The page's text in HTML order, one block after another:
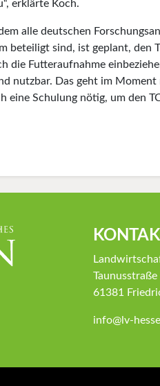
erklärte Koch.
alle deutschen
beteiligt sind, ist geplant, den
die Futteraufnahme
nutzbar. Das geht im
eine Schulung nötig, um den
Taunusstraße
61381
info@lv-